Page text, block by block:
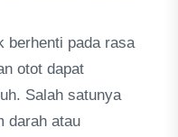
berhenti pada rasa
otot dapat
Salah satunya
darah atau